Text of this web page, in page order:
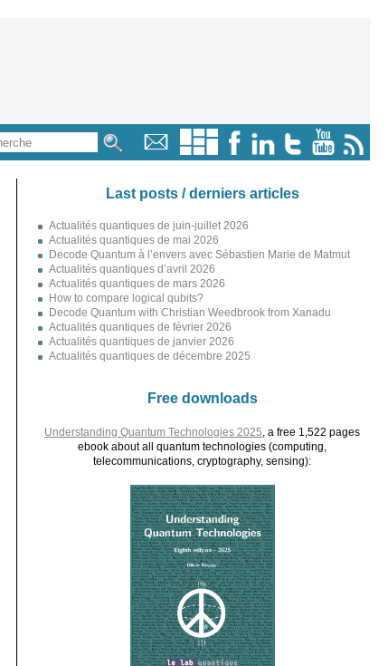
Last posts / derniers articles
Actualités quantiques de juin-juillet 2026
Actualités quantiques de mai 2026
Decode Quantum à l’envers avec Sébastien Marie de Matmut
Actualités quantiques d’avril 2026
Actualités quantiques de mars 2026
How to compare logical qubits?
Decode Quantum with Christian Weedbrook from Xanadu
Actualités quantiques de février 2026
Actualités quantiques de janvier 2026
Actualités quantiques de décembre 2025
Free downloads
Understanding Quantum Technologies 2025 , a free 1,522 pages
ebook about all quantum technologies (computing,
telecommunications, cryptography, sensing):